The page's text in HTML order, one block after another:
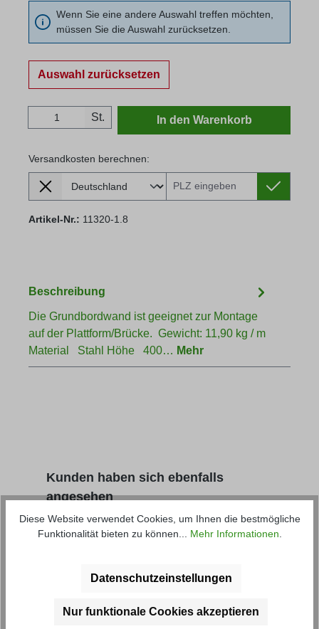
Wenn Sie eine andere Auswahl treffen möchten,
müssen Sie die Auswahl zurücksetzen.
Auswahl zurücksetzen
Produkt Anzahl: Gib den gewünschten
St. In den Warenkorb
Versandkosten berechnen:
Lieferland
Versandkosten berechnen:
Artikel-Nr.: 11320-1.8
Beschreibung
Die Grundbordwand ist geeignet zur Montage
auf der Plattform/Brücke. Gewicht: 11,90 kg / m
Material Stahl Höhe 400… Mehr
Produktgalerie überspringen
Kunden haben sich ebenfalls
angesehen
Diese Website verwendet Cookies, um Ihnen die bestmögliche
Funktionalität bieten zu können... Mehr Informationen.
Datenschutzeinstellungen
Nur funktionale Cookies akzeptieren